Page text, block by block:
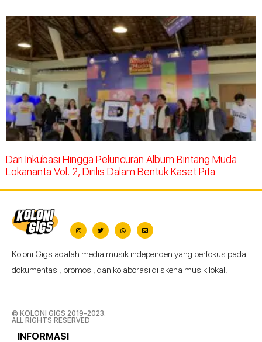
Dari Inkubasi Hingga Peluncuran Album Bintang Muda
Lokananta Vol. 2, Dirilis Dalam Bentuk Kaset Pita
Koloni Gigs adalah media musik independen yang berfokus pada
dokumentasi, promosi, dan kolaborasi di skena musik lokal.
© KOLONI GIGS 2019-2023.
ALL RIGHTS RESERVED
INFORMASI